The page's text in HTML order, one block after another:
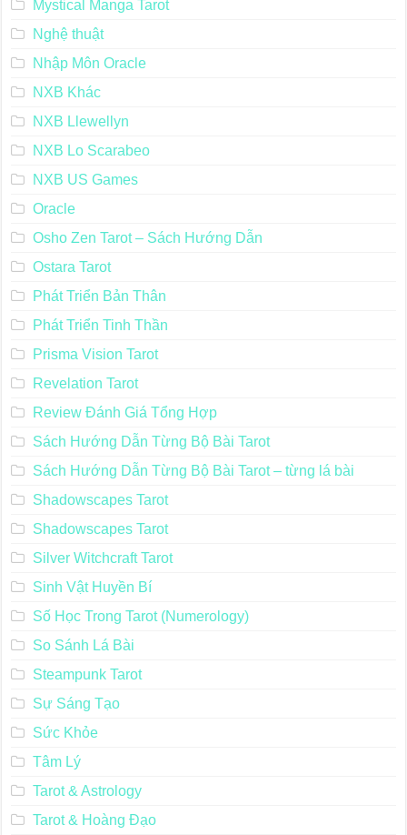
Mystical Manga Tarot
Nghệ thuật
Nhập Môn Oracle
NXB Khác
NXB Llewellyn
NXB Lo Scarabeo
NXB US Games
Oracle
Osho Zen Tarot – Sách Hướng Dẫn
Ostara Tarot
Phát Triển Bản Thân
Phát Triển Tinh Thần
Prisma Vision Tarot
Revelation Tarot
Review Đánh Giá Tổng Hợp
Sách Hướng Dẫn Từng Bộ Bài Tarot
Sách Hướng Dẫn Từng Bộ Bài Tarot – từng lá bài
Shadowscapes Tarot
Shadowscapes Tarot
Silver Witchcraft Tarot
Sinh Vật Huyền Bí
Số Học Trong Tarot (Numerology)
So Sánh Lá Bài
Steampunk Tarot
Sự Sáng Tạo
Sức Khỏe
Tâm Lý
Tarot & Astrology
Tarot & Hoàng Đạo